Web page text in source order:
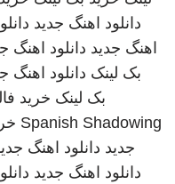
دانلود اهنگ جدید
اهنگ جدید دانلود اهنگ
بک لینک دانلود اهنگ
بک لینک خرید
Spanish Shadowing
جدید دانلود اهنگ
دانلود اهنگ جدید